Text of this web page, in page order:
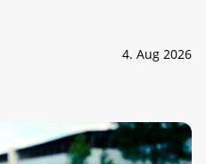
4. Aug 2026